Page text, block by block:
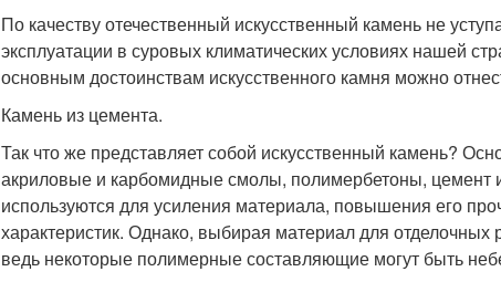
По качеству отечественный искусственный камень не
эксплуатации в суровых климатических условиях нашей
основным достоинствам искусственного камня можно
Камень из цемента.
Так что же представляет собой искусственный камень?
акриловые и карбомидные смолы, полимербетоны,
используются для усиления материала, повышения его
характеристик. Однако, выбирая материал для отделочных
ведь некоторые полимерные составляющие могут быть